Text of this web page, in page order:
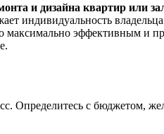
и дизайна квартир или
индивидуальность
максимально эффективным
Определитесь с бюджетом,